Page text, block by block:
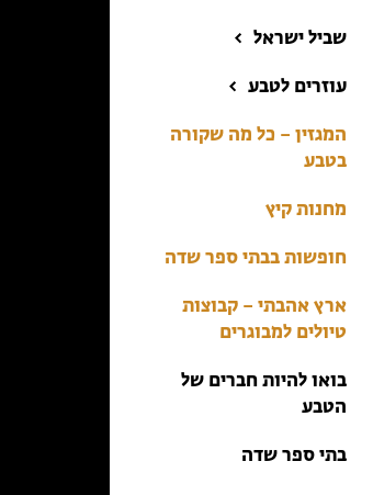
הזמינו פעילויות וטיולים
טיולים למבוגרים: ארץ
מחנות קיץ
שביל ישראל
עוזרים לטבע
המגזין – כל מה שקורה
בטבע
מחנות קיץ
חופשות בבתי ספר שדה
ארץ אהבתי – קבוצות
טיולים למבוגרים
בואו להיות חברים של
הטבע
בתי ספר שדה